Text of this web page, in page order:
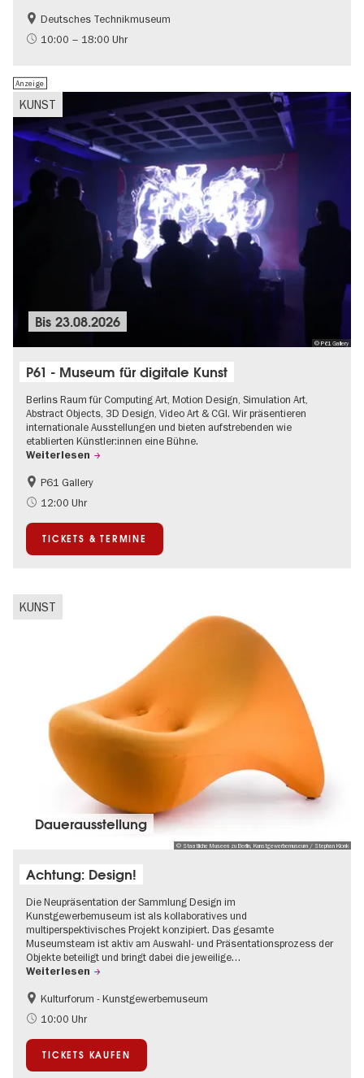
Geschichte
Deutsches Technikmuseum
10:00 – 18:00 Uhr
KUNST
Anzeige
© P61 Gallery
Bis23.08.2026
P61 - Museum für digitale Kunst
Berlins Raum für Computing Art, Motion Design, Simulation Art,
Abstract Objects, 3D Design, Video Art & CGI. Wir präsentieren
internationale Ausstellungen und bieten aufstrebenden wie
etablierten Künstler:innen eine Bühne.
Weiterlesen
International
Urban Art
P61 Gallery
12:00 Uhr
TICKETS & TERMINE
KUNST
© Staatliche Museen zu Berlin, Kunstgewerbemuseum / Stephan Klonk
Dauer­aus­stel­lung
Achtung: Design!
Die Neupräsentation der Sammlung Design im
Kunstgewerbemuseum ist als kollaboratives und
multiperspektivisches Projekt konzipiert. Das gesamte
Museumsteam ist aktiv am Auswahl- und Präsentationsprozess der
Objekte beteiligt und bringt dabei die jeweilige…
Weiterlesen
Mode und Design
Kulturforum - Kunstgewerbemuseum
10:00 Uhr
TICKETS KAUFEN